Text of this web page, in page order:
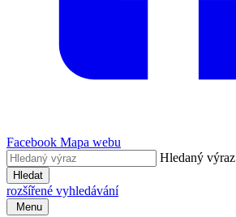
Facebook Mapa webu
Hledaný výraz
Hledat
rozšířené vyhledávání
Menu